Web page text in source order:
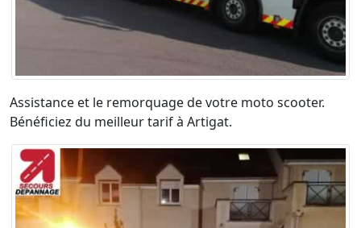
Assistance et le remorquage de votre moto scooter.
Bénéficiez du meilleur tarif à Artigat.